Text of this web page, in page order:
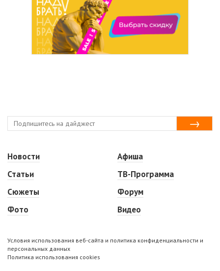
Новости
Статьи
Сюжеты
Фото
Афиша
ТВ-Программа
Форум
Видео
Условия использования веб-сайта и политика конфиденциальности и
персональных данных
Политика использования cookies